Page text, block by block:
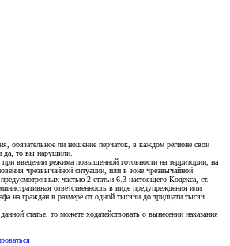
обязательное ли ношение перчаток, в каждом регионе свои
да, то вы нарушили.
введении режима повышенной готовности на территории, на
чрезвычайной ситуации, или в зоне чрезвычайной
частью 2 статьи 6.3 настоящего Кодекса, ст.
ответственность в виде предупреждения или
на граждан в размере от одной тысячи до тридцати тысяч
статье, то можете ходатайствовать о вынесении наказания